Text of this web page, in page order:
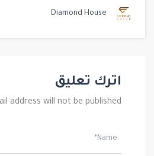
Diamond House
اترك تعليق
address will not be published.